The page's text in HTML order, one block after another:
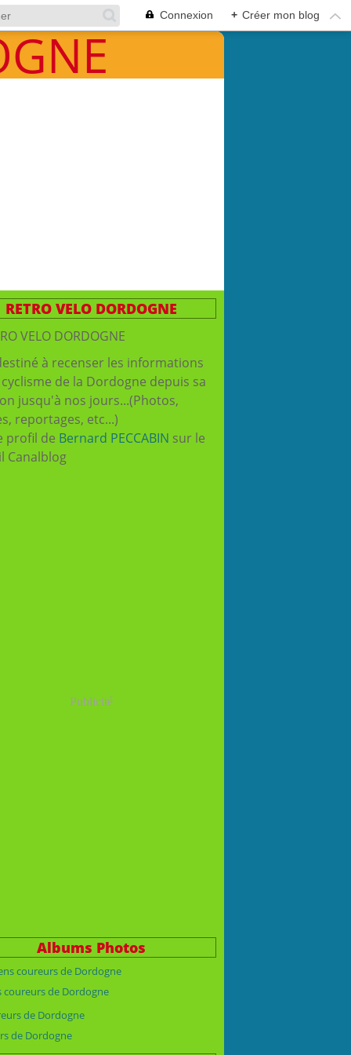
Connexion + Créer mon blog
RETRO VELO DORDOGNE
à recenser les informations
de la Dordogne depuis sa
jusqu'à nos jours...(Photos,
reportages, etc...)
profil de Bernard PECCABIN sur le
Canalblog
Publicité
Albums Photos
coureurs de Dordogne
de Dordogne